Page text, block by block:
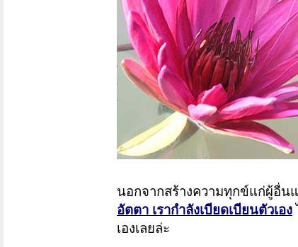
นอกจากสร้างความทุกข์แก่ผู้อื่น
อัตตา เรากำลังเบียดเบียนตัวเอง
เองเลยล่ะ